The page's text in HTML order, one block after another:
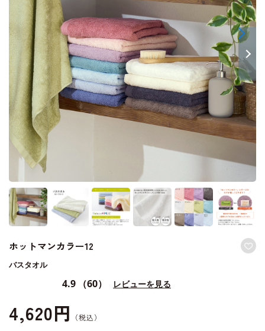
ホットマンカラー12
バスタオル
4.9 （60） レビューを見る
4,620円